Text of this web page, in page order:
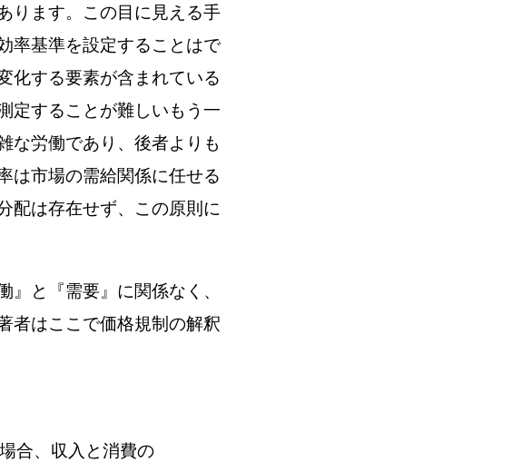
ります。この目に見える手
率基準を設定することはで
化する要素が含まれている
定することが難しいもう一
な労働であり、後者よりも
は市場の需給関係に任せる
配は存在せず、この原則に
と『需要』に関係なく、
者はここで価格規制の解釈
合、収入と消費の